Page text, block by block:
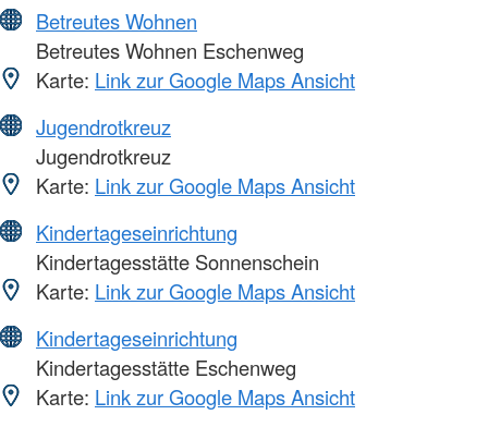
Betreutes Wohnen
Betreutes Wohnen Eschenweg
Karte: Link zur Google Maps Ansicht
Jugendrotkreuz
Jugendrotkreuz
Karte: Link zur Google Maps Ansicht
Kindertageseinrichtung
Kindertagesstätte Sonnenschein
Karte: Link zur Google Maps Ansicht
Kindertageseinrichtung
Kindertagesstätte Eschenweg
Karte: Link zur Google Maps Ansicht